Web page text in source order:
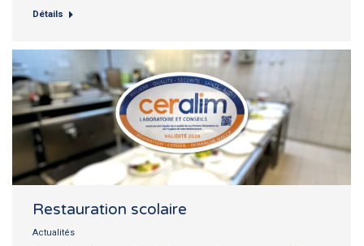
Détails
Restauration scolaire
Actualités